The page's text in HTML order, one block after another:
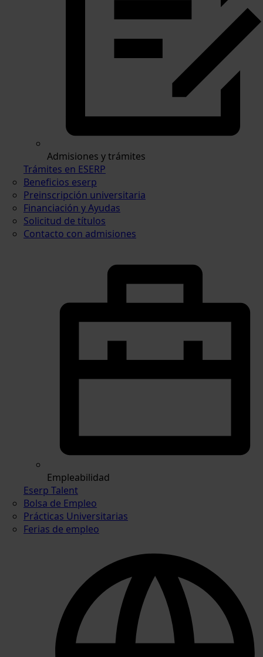
Admisiones y trámites
Trámites en ESERP
Beneficios eserp
Preinscripción universitaria
Financiación y Ayudas
Solicitud de títulos
Contacto con admisiones
Empleabilidad
Eserp Talent
Bolsa de Empleo
Prácticas Universitarias
Ferias de empleo